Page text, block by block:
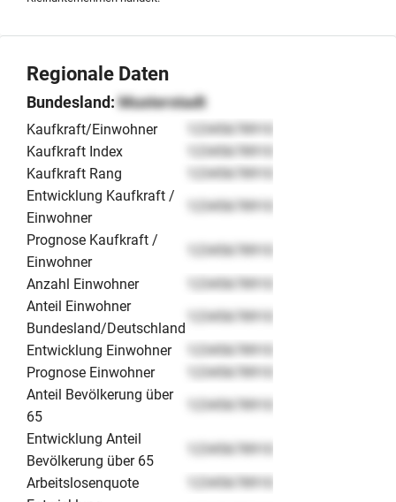
Regionale Daten
Bundesland:Musterstadt
Kaufkraft/Einwohner
12345678910
Kaufkraft Index
12345678910
Kaufkraft Rang
12345678910
Entwicklung Kaufkraft /
Einwohner
12345678910
Prognose Kaufkraft /
Einwohner
12345678910
Anzahl Einwohner
12345678910
Anteil Einwohner
Bundesland/Deutschland
12345678910
Entwicklung Einwohner
12345678910
Prognose Einwohner
12345678910
Anteil Bevölkerung über
65
12345678910
Entwicklung Anteil
Bevölkerung über 65
12345678910
Arbeitslosenquote
12345678910